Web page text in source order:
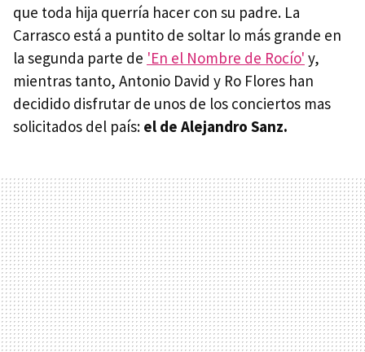
que toda hija querría hacer con su padre. La
Carrasco está a puntito de soltar lo más grande en
la segunda parte de 'En el Nombre de Rocío' y,
mientras tanto, Antonio David y Ro Flores han
decidido disfrutar de unos de los conciertos mas
solicitados del país: el de Alejandro Sanz.